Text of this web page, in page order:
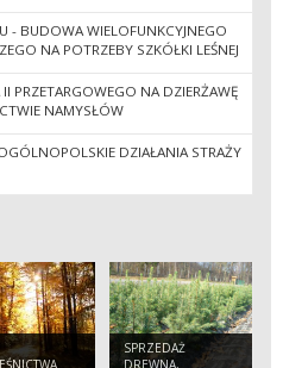
- BUDOWA WIELOFUNKCYJNEGO
NA POTRZEBY SZKÓŁKI LEŚNEJ
PRZETARGOWEGO NA DZIERŻAWĘ
NAMYSŁÓW
DZIAŁANIA STRAŻY
SPRZEDAŻ
DREWNA,